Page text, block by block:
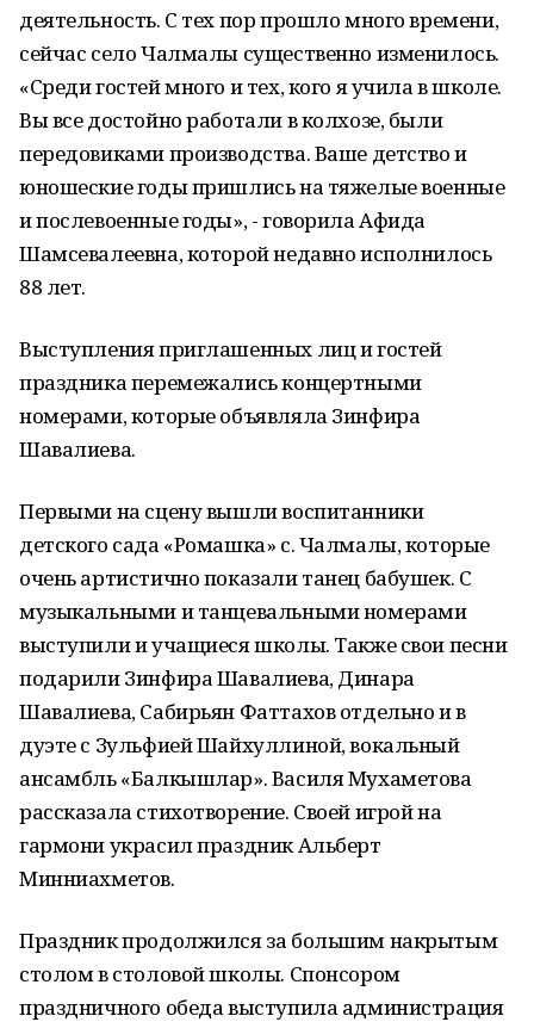
деятельность. С тех пор прошло много времени,
сейчас село Чалмалы существенно изменилось.
«Среди гостей много и тех, кого я учила в школе.
Вы все достойно работали в колхозе, были
передовиками производства. Ваше детство и
юношеские годы пришлись на тяжелые военные
и послевоенные годы», - говорила Афида
Шамсевалеевна, которой недавно исполнилось
88 лет.
Выступления приглашенных лиц и гостей
праздника перемежались концертными
номерами, которые объявляла Зинфира
Шавалиева.
Первыми на сцену вышли воспитанники
детского сада «Ромашка» с. Чалмалы, которые
очень артистично показали танец бабушек. С
музыкальными и танцевальными номерами
выступили и учащиеся школы. Также свои песни
подарили Зинфира Шавалиева, Динара
Шавалиева, Сабирьян Фаттахов отдельно и в
дуэте с Зульфией Шайхуллиной, вокальный
ансамбль «Балкышлар». Василя Мухаметова
рассказала стихотворение. Своей игрой на
гармони украсил праздник Альберт
Минниахметов.
Праздник продолжился за большим накрытым
столом в столовой школы. Спонсором
праздничного обеда выступила администрация